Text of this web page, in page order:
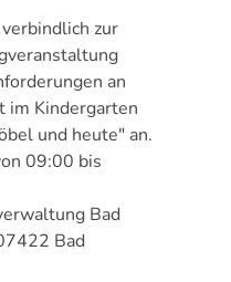
zur
an
im Kindergarten
und heute" an.
09:00 bis
Bad
Bad